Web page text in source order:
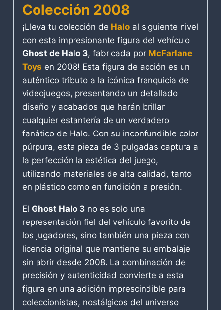
Colección 2008
¡Lleva tu colección de Halo al siguiente nivel
con esta impresionante figura del vehículo
Ghost de Halo 3, fabricada por McFarlane
Toys en 2008! Esta figura de acción es un
auténtico tributo a la icónica franquicia de
videojuegos, presentando un detallado
diseño y acabados que harán brillar
cualquier estantería de un verdadero
fanático de Halo. Con su inconfundible color
púrpura, esta pieza de 3 pulgadas captura a
la perfección la estética del juego,
utilizando materiales de alta calidad, tanto
en plástico como en fundición a presión.
El Ghost Halo 3 no es solo una
representación fiel del vehículo favorito de
los jugadores, sino también una pieza con
licencia original que mantiene su embalaje
sin abrir desde 2008. La combinación de
precisión y autenticidad convierte a esta
figura en una adición imprescindible para
coleccionistas, nostálgicos del universo